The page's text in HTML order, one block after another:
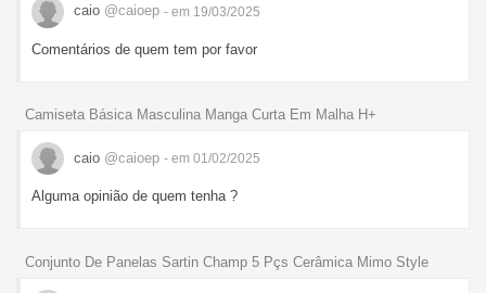
caio @caioep - em 19/03/2025
Comentários de quem tem por favor
Camiseta Básica Masculina Manga Curta Em Malha H+
caio @caioep - em 01/02/2025
Alguma opinião de quem tenha ?
Conjunto De Panelas Sartin Champ 5 Pçs Cerâmica Mimo Style